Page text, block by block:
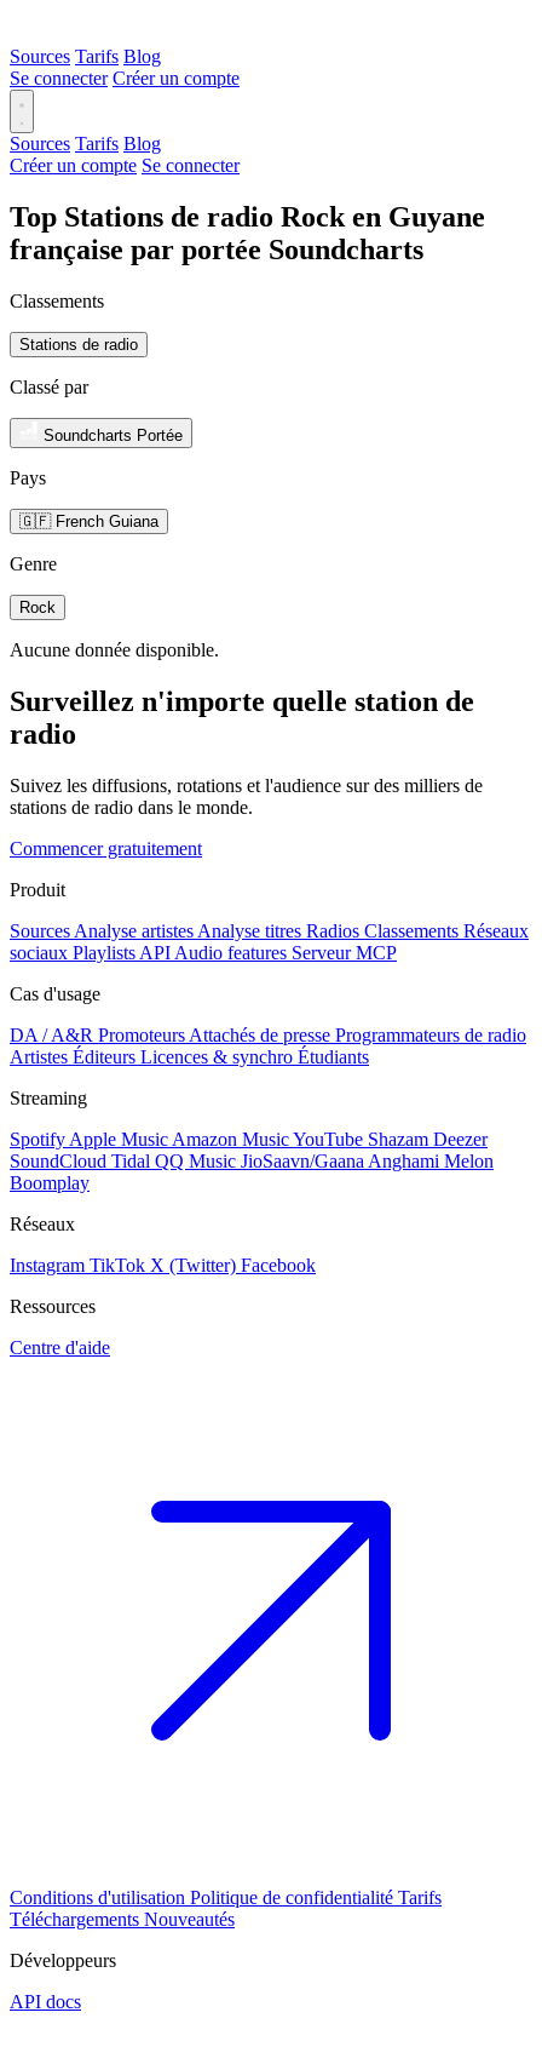
Sources Tarifs Blog
Se connecter Créer un compte
Sources Tarifs Blog
Créer un compte Se connecter
Top Stations de radio Rock en Guyane
française par portée Soundcharts
Classements
Stations de radio
Classé par
Soundcharts Portée
Pays
🇬🇫 French Guiana
Genre
Rock
Aucune donnée disponible.
Surveillez n'importe quelle station de
radio
Suivez les diffusions, rotations et l'audience sur des milliers de
stations de radio dans le monde.
Commencer gratuitement
Produit
Sources Analyse artistes Analyse titres Radios Classements Réseaux
sociaux Playlists API Audio features Serveur MCP
Cas d'usage
DA / A&R Promoteurs Attachés de presse Programmateurs de radio
Artistes Éditeurs Licences & synchro Étudiants
Streaming
Spotify Apple Music Amazon MusicYouTube Shazam Deezer
SoundCloud Tidal QQ Music JioSaavn/Gaana Anghami Melon
Boomplay
Réseaux
Instagram TikTok X (Twitter) Facebook
Ressources
Centre d'aide
Conditions d'utilisation Politique de confidentialité Tarifs
Téléchargements Nouveautés
Développeurs
API docs